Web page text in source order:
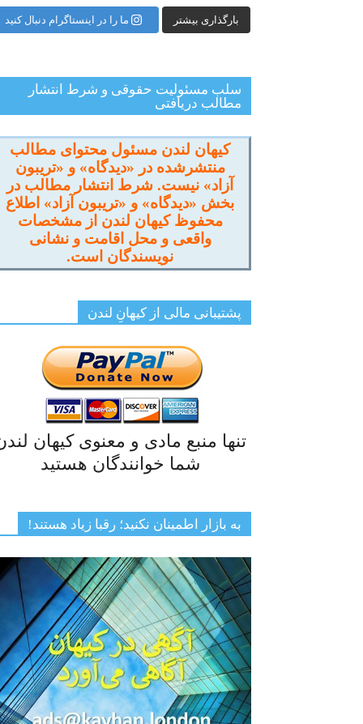
بارگذاری بیشتر ما را در اینستاگرام دنبال کنید
سلب مسئولیت حقوقی و شرط انتشار
مطالب دریافتی
کیهان لندن مسئول محتوای مطالب
منتشرشده در «دیدگاه» و «تریبون
آزاد» نیست. شرط انتشار مطالب در
بخش «دیدگاه» و «تریبون آزاد» اطلاع
محفوظ کیهان لندن از مشخصات
واقعی و محل اقامت و نشانی
نویسندگان است.
پشتیبانی مالی از کیهانِ لندن
تنها منبع مادی و معنوی کیهان
شما خوانندگان هستید
به بازار اطمینان نکنید؛ رقبا زیاد هستند!